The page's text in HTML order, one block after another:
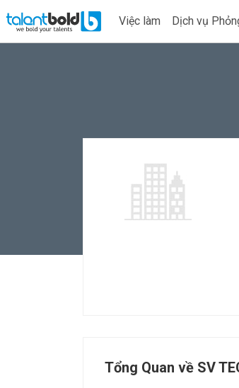
Việc làm Dịch vụ
Tổng Quan về SV